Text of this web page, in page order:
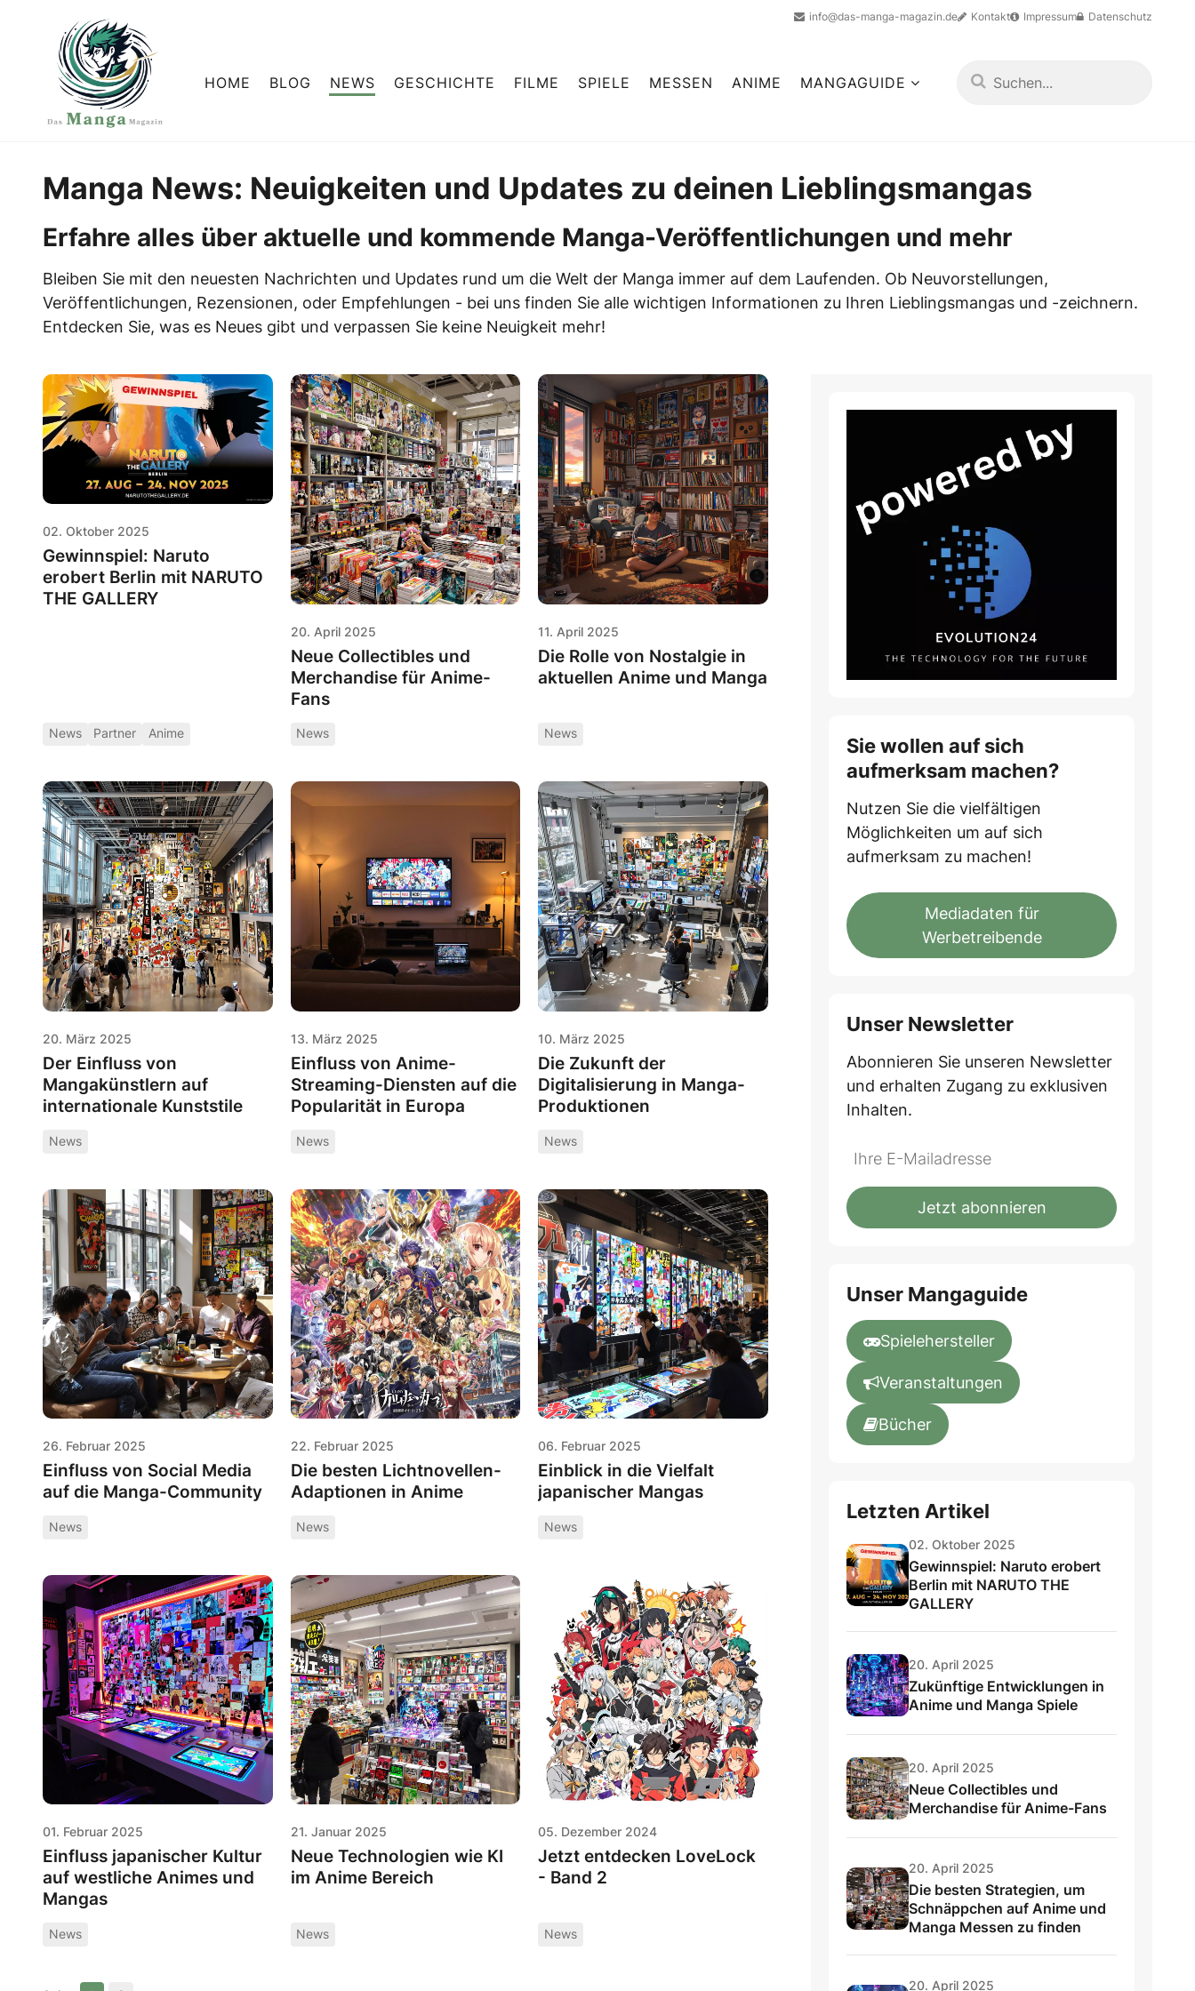
info@das-manga-magazin.de Kontakt Impressum Datenschutz
HOME BLOG NEWS GESCHICHTE FILME SPIELE MESSEN ANIME MANGAGUIDE
Manga News: Neuigkeiten und Updates zu deinen Lieblingsmangas
Erfahre alles über aktuelle und kommende Manga-Veröffentlichungen und mehr
Bleiben Sie mit den neuesten Nachrichten und Updates rund um die Welt der Manga immer auf dem Laufenden. Ob Neuvorstellungen,
Veröffentlichungen, Rezensionen, oder Empfehlungen - bei uns finden Sie alle wichtigen Informationen zu Ihren Lieblingsmangas und -zeichnern.
Entdecken Sie, was es Neues gibt und verpassen Sie keine Neuigkeit mehr!
02. Oktober 2025
Gewinnspiel: Naruto
erobert Berlin mit NARUTO
THE GALLERY
News Partner Anime
20. April 2025
Neue Collectibles und
Merchandise für Anime-
Fans
News
11. April 2025
Die Rolle von Nostalgie in
aktuellen Anime und Manga
News
20. März 2025
Der Einfluss von
Mangakünstlern auf
internationale Kunststile
News
13. März 2025
Einfluss von Anime-
Streaming-Diensten auf die
Popularität in Europa
News
10. März 2025
Die Zukunft der
Digitalisierung in Manga-
Produktionen
News
26. Februar 2025
Einfluss von Social Media
auf die Manga-Community
News
22. Februar 2025
Die besten Lichtnovellen-
Adaptionen in Anime
News
06. Februar 2025
Einblick in die Vielfalt
japanischer Mangas
News
01. Februar 2025
Einfluss japanischer Kultur
auf westliche Animes und
Mangas
News
21. Januar 2025
Neue Technologien wie KI
im Anime Bereich
News
05. Dezember 2024
Jetzt entdecken LoveLock
- Band 2
News
Sie wollen auf sich
aufmerksam machen?
Nutzen Sie die vielfältigen
Möglichkeiten um auf sich
aufmerksam zu machen!
Mediadaten für
Werbetreibende
Unser Newsletter
Abonnieren Sie unseren Newsletter
und erhalten Zugang zu exklusiven
Inhalten.
Do
fill
this
*Ihre
Mailadresse:Jetzt abonnieren
Unser Mangaguide
Spielehersteller
Veranstaltungen
Bücher
Letzten Artikel
02. Oktober 2025
Gewinnspiel: Naruto erobert
Berlin mit NARUTO THE
GALLERY
20. April 2025
Zukünftige Entwicklungen in
Anime und Manga Spiele
20. April 2025
Neue Collectibles und
Merchandise für Anime-Fans
20. April 2025
Die besten Strategien, um
Schnäppchen auf Anime und
Manga Messen zu finden
20. April 2025